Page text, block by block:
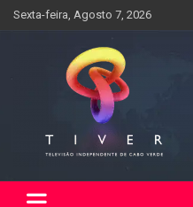
SkipSexta-feira, Agosto 7, 2026